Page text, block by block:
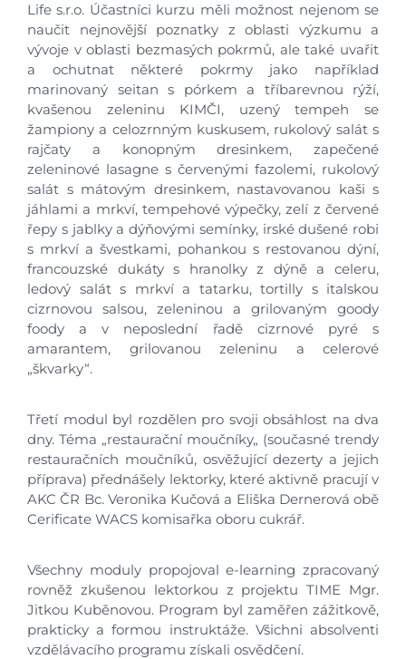
Úvod
Aktuálně
Škola
Studium
Projekty
Foto
Video a audio
Virtuální prohlídka
Kontakty
Life s.r.o. Účastníci kurzu měli možnost nejenom se
naučit nejnovější poznatky z oblasti výzkumu a
vývoje v oblasti bezmasých pokrmů, ale také uvařit
a ochutnat některé pokrmy jako například
marinovaný seitan s pórkem a tříbarevnou rýží,
kvašenou zeleninu KIMČI, uzený tempeh se
žampiony a celozrnným kuskusem, rukolový salát s
rajčaty a konopným dresinkem, zapečené
zeleninové lasagne s červenými fazolemi, rukolový
salát s mátovým dresinkem, nastavovanou kaši s
jáhlami a mrkví, tempehové výpečky, zelí z červené
řepy s jablky a dýňovými semínky, irské dušené robi
s mrkví a švestkami, pohankou s restovanou dýní,
francouzské dukáty s hranolky z dýně a celeru,
ledový salát s mrkví a tatarku, tortilly s italskou
cizrnovou salsou, zeleninou a grilovaným goody
foody a v neposlední řadě cizrnové pyré s
amarantem, grilovanou zeleninu a celerové
„škvarky“.
Třetí modul byl rozdělen pro svoji obsáhlost na dva
dny. Téma „restaurační moučníky„ (současné trendy
restauračních moučníků, osvěžující dezerty a jejich
příprava) přednášely lektorky, které aktivně pracují v
AKC ČR Bc. Veronika Kučová a Eliška Dernerová obě
Cerificate WACS komisařka oboru cukrář.
Všechny moduly propojoval e-learning zpracovaný
rovněž zkušenou lektorkou z projektu TIME Mgr.
Jitkou Kuběnovou. Program byl zaměřen zážitkově,
prakticky a formou instruktáže. Všichni absolventi
vzdělávacího programu získali osvědčení.